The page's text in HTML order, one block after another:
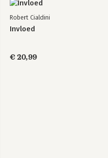
Robert Cialdini
Invloed
€ 20,99